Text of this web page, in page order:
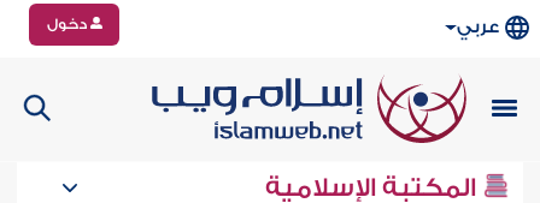
عربي دخول
المكتبة الإسلامية